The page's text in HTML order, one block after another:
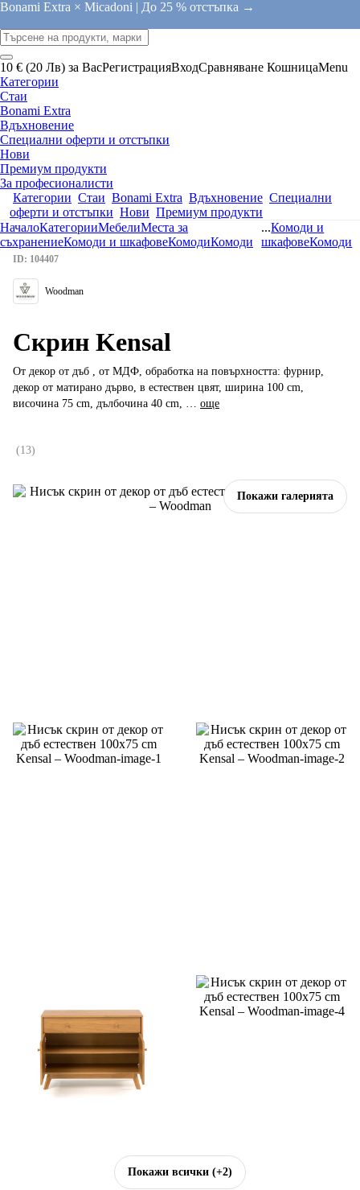
Bonami Extra × Micadoni | До 25 % отстъпка →
10 € (20 Лв) за ВасРегистрацияВходСравняване КошницаMenu
Категории
Стаи
Bonami Extra
Вдъхновение
Специални оферти и отстъпки
Нови
Премиум продукти
За професионалисти
Категории Стаи Bonami Extra Вдъхновение Специални
оферти и отстъпки Нови Премиум продукти
НачалоКатегорииМебелиМеста за
съхранениеКомоди и шкафовеКомодиКомоди
...Комоди и
шкафовеКомоди
Покажи галерията
Покажи всички (+2)
ID: 104407
Woodman
Скрин Kensal
От декор от дъб , от МДФ, oбработка на повърхността: фурнир,
декор от матирано дърво, в естествен цвят, ширина 100 cm,
височина 75 cm, дълбочина 40 cm, … още
(13)